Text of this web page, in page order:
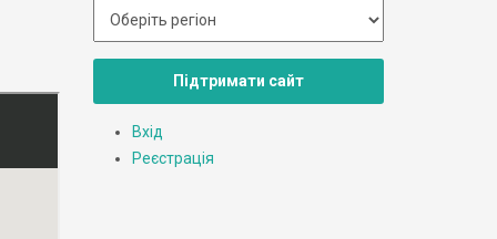
Підтримати сайт
Вхід
Реєстрація